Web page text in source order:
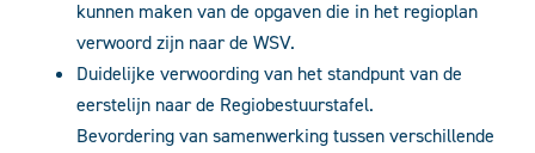
kunnen maken van de opgaven die in het regioplan
verwoord zijn naar de WSV.
Duidelijke verwoording van het standpunt van de
eerstelijn naar de Regiobestuurstafel.
Bevordering van samenwerking tussen verschillende